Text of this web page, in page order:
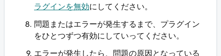
ラグインを無効にしてください。
問題またはエラーが発生するまで、プラグイン
をひとつずつ有効にしていってください。
エラーが発生したら、問題の原因となっている